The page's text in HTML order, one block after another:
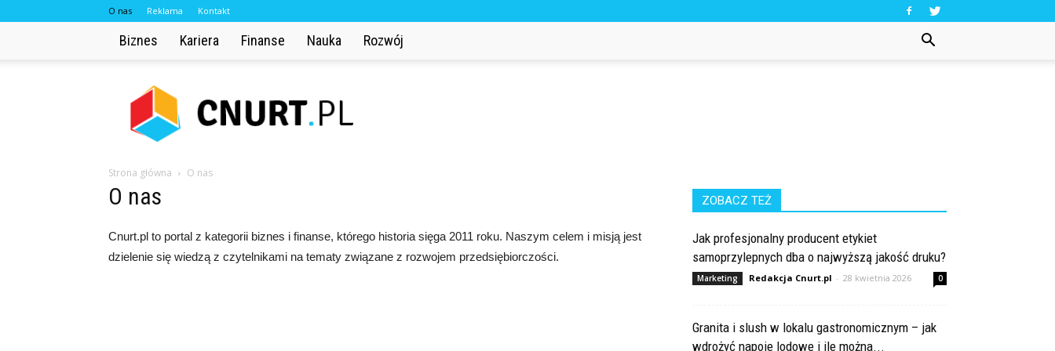
O nas Reklama Kontakt
Biznes Kariera Finanse Nauka Rozwój
Cnurt.pl
Strona główna O nas
O nas
Cnurt.pl to portal z kategorii biznes i finanse, którego historia sięga 2011 roku. Naszym celem i misją jest
dzielenie się wiedzą z czytelnikami na tematy związane z rozwojem przedsiębiorczości.
ZOBACZ TEŻ
Jak profesjonalny producent etykiet
samoprzylepnych dba o najwyższą jakość druku?
Marketing Redakcja Cnurt.pl - 28 kwietnia 2026 0
Granita i slush w lokalu gastronomicznym – jak
wdrożyć napoje lodowe i ile można...